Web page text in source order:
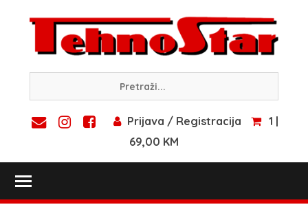
content
Prijava / Registracija
1 |
69,00 KM